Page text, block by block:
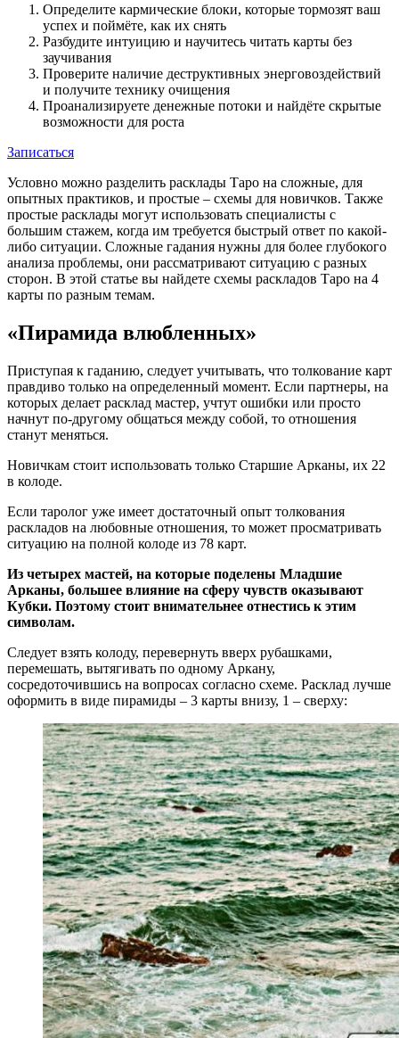
Определите кармические блоки, которые тормозят ваш
успех и поймёте, как их снять
Разбудите интуицию и научитесь читать карты без
заучивания
Проверите наличие деструктивных энерговоздействий
и получите технику очищения
Проанализируете денежные потоки и найдёте скрытые
возможности для роста
Записаться
Условно можно разделить расклады Таро на сложные, для
опытных практиков, и простые – схемы для новичков. Также
простые расклады могут использовать специалисты с
большим стажем, когда им требуется быстрый ответ по какой-
либо ситуации. Сложные гадания нужны для более глубокого
анализа проблемы, они рассматривают ситуацию с разных
сторон. В этой статье вы найдете схемы раскладов Таро на 4
карты по разным темам.
«Пирамида влюбленных»
Приступая к гаданию, следует учитывать, что толкование карт
правдиво только на определенный момент. Если партнеры, на
которых делает расклад мастер, учтут ошибки или просто
начнут по-другому общаться между собой, то отношения
станут меняться.
Новичкам стоит использовать только Старшие Арканы, их 22
в колоде.
Если таролог уже имеет достаточный опыт толкования
раскладов на любовные отношения, то может просматривать
ситуацию на полной колоде из 78 карт.
Из четырех мастей, на которые поделены Младшие
Арканы, большее влияние на сферу чувств оказывают
Кубки. Поэтому стоит внимательнее отнестись к этим
символам.
Следует взять колоду, перевернуть вверх рубашками,
перемешать, вытягивать по одному Аркану,
сосредоточившись на вопросах согласно схеме. Расклад лучше
оформить в виде пирамиды – 3 карты внизу, 1 – сверху: